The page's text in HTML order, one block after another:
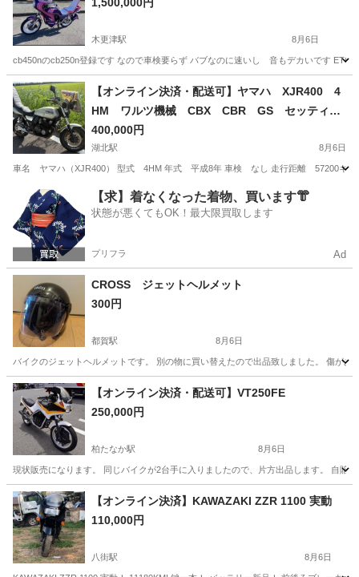
木更津駅 8月6日
cb450nのcb250n登録です なので車検要らず バブなのに速いし 音もデカいです ETC
千葉 木更津市 木更津駅 ホンダ バブ
【オンライン決済・配送可】ヤマハ XJR400 4
HM ワルツ機械 CBX CBR GS セッティン
グ済み
400,000円
湖北駅 8月6日
車名 ヤマハ（XJR400） 型式 4HM 年式 平成8年 車検 なし 走行距離 57200キロ
千葉 我孫子市 湖北駅 ヤマハ
【求】着なくなった着物、買います👘
状態が悪くてもOK！最大限買取します
プリフラ Ad
CROSS ジェットヘルメット
300円
都賀駅 8月6日
バイクのジェットヘルメットです。 別の物に買い替えたので出品致しました。 傷があ
千葉 千葉市 都賀駅 その他
【オンライン決済・配送可】VT250FE
250,000円
柏たなか駅 8月6日
現状販売になります。 同じバイクが2台手に入りましたので、片方出品します。 自賠
千葉 柏市 柏たなか駅 ホンダ
【オンライン決済】KAWAZAKI ZZR 1100 実動
110,000円
八街駅 8月6日